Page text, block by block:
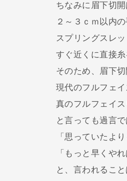
ちなみに眉下切
２～３ｃｍ以内の
スプリングスレ
すぐ近くに直接糸
そのため、眉下
現代のフルフェ
真のフルフェイ
と言っても過言で
「思っていたよ
「もっと早くや
と、言われること